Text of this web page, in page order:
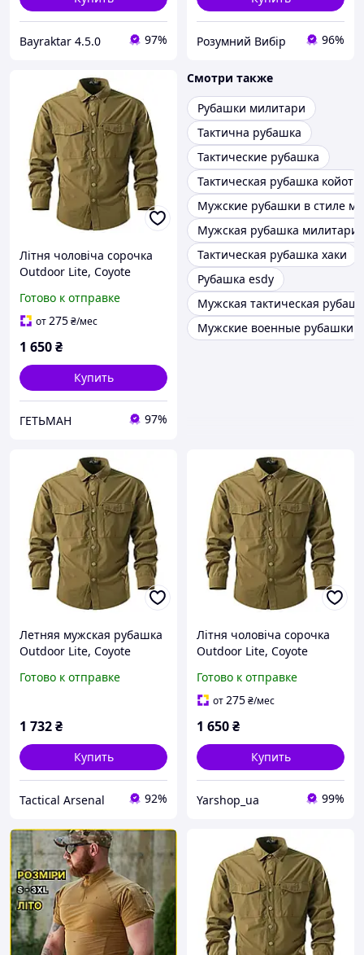
Bayraktar 4.5.0 97% Розумний Вибір 96%
Літня чоловіча сорочка
Outdoor Lite, Coyote
Готово к отправке
от275₴/мес
1 650₴
Купить
ГЕТЬМАН 97%
Смотри также
Рубашки милитари
Тактична рубашка
Тактические рубашка
Тактическая рубашка койот
Мужские рубашки в стиле
Мужская рубашка милитари
Тактическая рубашка хаки
Рубашка esdy
Мужская тактическая
Мужские военные рубашки
Летняя мужская рубашка
Outdoor Lite, Coyote
Готово к отправке
1 732₴
Купить
Tactical Arsenal 92%
Літня чоловіча сорочка
Outdoor Lite, Coyote
Готово к отправке
от275₴/мес
1 650₴
Купить
Yarshop_ua 99%